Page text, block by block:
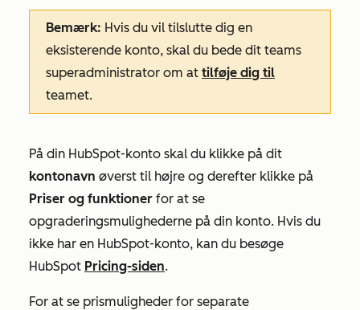
Bemærk: Hvis du vil tilslutte dig en
eksisterende konto, skal du bede dit teams
superadministrator om at tilføje dig til
teamet.
På din HubSpot-konto skal du klikke på dit
kontonavn øverst til højre og derefter klikke på
Priser og funktioner for at se
opgraderingsmulighederne på din konto. Hvis du
ikke har en HubSpot-konto, kan du besøge
HubSpot Pricing-siden.
For at se prismuligheder for separate